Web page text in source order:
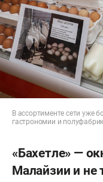
В ассортименте сети уже
гастрономии и
«Бахетле» —
Малайзии и не